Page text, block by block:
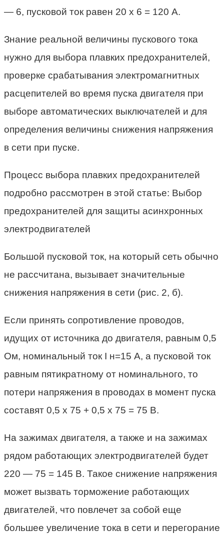
— 6, пусковой ток равен 20 х 6 = 120 А.
Знание реальной величины пускового тока
нужно для выбора плавких предохранителей,
проверке срабатывания электромагнитных
расцепителей во время пуска двигателя при
выборе автоматических выключателей и для
определения величины снижения напряжения
в сети при пуске.
Процесс выбора плавких предохранителей
подробно рассмотрен в этой статье: Выбор
предохранителей для защиты асинхронных
электродвигателей
Большой пусковой ток, на который сеть обычно
не рассчитана, вызывает значительные
снижения напряжения в сети (рис. 2, б).
Если принять сопротивление проводов,
идущих от источника до двигателя, равным 0,5
Ом, номинальный ток I н=15 А, а пусковой ток
равным пятикратному от номинального, то
потери напряжения в проводах в момент пуска
составят 0,5 х 75 + 0,5 х 75 = 75 В.
На зажимах двигателя, а также и на зажимах
рядом работающих электродвигателей будет
220 — 75 = 145 В. Такое снижение напряжения
может вызвать торможение работающих
двигателей, что повлечет за собой еще
большее увеличение тока в сети и перегорание